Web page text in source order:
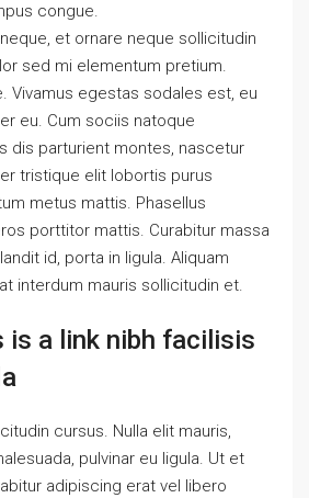
congue.
et ornare neque sollicitudin
sed mi elementum pretium.
Vivamus egestas sodales est, eu
eu. Cum sociis natoque
dis parturient montes, nascetur
tristique elit lobortis purus
metus mattis. Phasellus
porttitor mattis. Curabitur massa
id, porta in ligula. Aliquam
interdum mauris sollicitudin et.
is a link nibh facilisis
cursus. Nulla elit mauris,
pulvinar eu ligula. Ut et
adipiscing erat vel libero